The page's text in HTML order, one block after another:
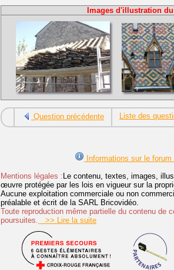
Images d'illustration
Question précédente Liste des
Informations sur le forum
Mentions légales : Le contenu, textes, images,
œuvre protégée par les lois en vigueur sur la
Aucune exploitation commerciale ou non
préalable et écrit de la SARL Bricovidéo.
Toute reproduction même partielle du contenu de
poursuites. >> Lire la suite